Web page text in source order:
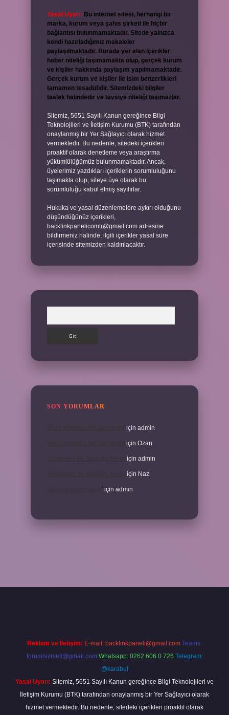
Yasal Uyarı: Bu internet sitesi, herhangi bir
marka, kurum veya şahıs şirketi ile hiçbir
bağlantısı bulunmamaktadır. Sitede yalnızca
kendi hazırladığımız makaleler
paylaşılmaktadır. Burada yer alan içerikler
haber niteliği taşımamakta olup, gerçek kurum
ve kişiler hakkında paylaşım yapılmamaktadır.
Gerçek kurum ve kişiler ile isim benzerlikleri
tamamen tesadüfidir. Sitemizdeki bilgiler
taslak halindedir ve tavsiye niteliği taşımazlar.
Sitemiz, 5651 Sayılı Kanun gereğince Bilgi
Teknolojileri ve İletişim Kurumu (BTK) tarafından
onaylanmış bir Yer Sağlayıcı olarak hizmet
vermektedir. Bu nedenle, sitedeki içerikleri
proaktif olarak denetleme veya araştırma
yükümlülüğümüz bulunmamaktadır. Ancak,
üyelerimiz yazdıkları içeriklerin sorumluluğunu
taşımakta olup, siteye üye olarak bu
sorumluluğu kabul etmiş sayılırlar.
Hukuka ve yasal düzenlemelere aykırı olduğunu
düşündüğünüz içerikleri,
backlinkpanelicomtr@gmail.com adresine
bildirmeniz halinde, ilgili içerikler yasal süre
içerisinde sitemizden kaldırılacaktır.
SON YORUMLAR
için admin
Veda Mektubu Ne Zamandır için Ozan
Türkiyenin Ilk Sözlüğü Nedir için admin
Türkiyenin Ilk Sözlüğü Nedir için Naz
için admin
Reklam ve İletişim: E-mail: backlinkpaneli@gmail.com Teams:
forumhizmeti@gmail.com Whatsapp: 0262 606 0 726 Telegram:
@karabul
Yasal Uyarı: Sitemiz, 5651 Sayılı Kanun gereğince Bilgi Teknolojileri ve
İletişim Kurumu (BTK) tarafından onaylanmış bir Yer Sağlayıcı olarak
hizmet vermektedir. Bu nedenle, sitedeki içerikleri proaktif olarak